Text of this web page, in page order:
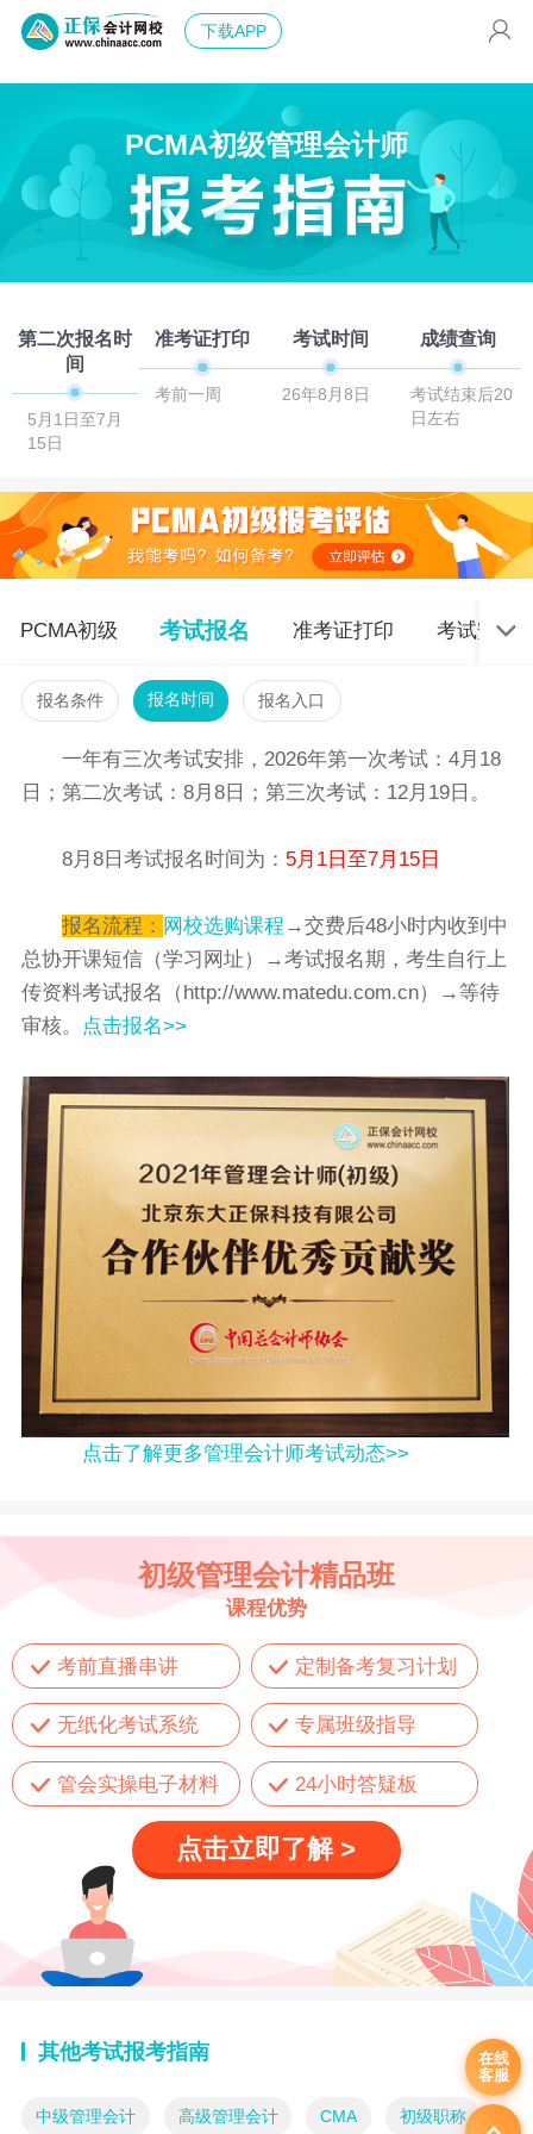
下载APP
PCMA初级管理会计师
第二次报名时
间
5月1日至7月
15日
准考证打印
考前一周
考试时间
26年8月8日
成绩查询
考试结束后20
日左右
PCMA初级 考试报名 准考证打印 考试安排
报名条件 报名时间 报名入口
一年有三次考试安排，2026年第一次考试：4月18
日；第二次考试：8月8日；第三次考试：12月19日。
8月8日考试报名时间为： 5月1日至7月15日
报名流程： 网校选购课程 →交费后48小时内收到中
总协开课短信（学习网址）→考试报名期，考生自行上
传资料考试报名（http://www.matedu.com.cn）→等待
审核。
点击报名>>
点击了解更多管理会计师考试动态>>
初级管理会计精品班
课程优势
考前直播串讲 定制备考复习计划
无纸化考试系统 专属班级指导
管会实操电子材料 24小时答疑板
点击立即了解 >
其他考试报考指南
中级管理会计 高级管理会计 CMA 初级职称
在线
客服